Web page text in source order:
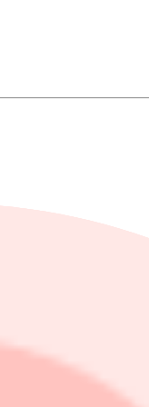
aktie, enligt Infronts